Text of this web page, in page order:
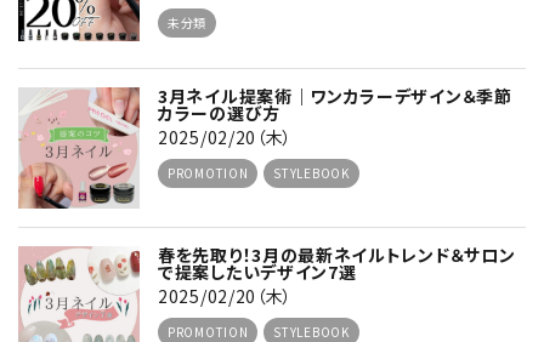
未分類
3月ネイル提案術｜ワンカラーデザイン＆季節
カラーの選び方
2025/02/20（木）
PROMOTION STYLEBOOK
春を先取り！3月の最新ネイルトレンド＆サロン
で提案したいデザイン7選
2025/02/20（木）
PROMOTION STYLEBOOK